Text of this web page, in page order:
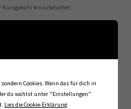
Kursgebühr einzubehalten.
in wahlweise ein Platz in
Cookies. Wenn das für dich in
du wählst unter "Einstellungen"
Lies die Cookie-Erklärung